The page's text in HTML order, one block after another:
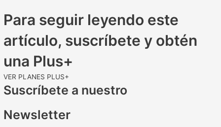
Para seguir leyendo este
artículo, suscríbete y obtén
una Plus+
VER PLANES PLUS+
Suscríbete a nuestro
Newsletter